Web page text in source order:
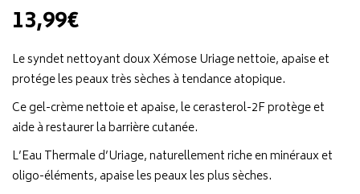
13,99€
Le syndet nettoyant doux Xémose Uriage nettoie, apaise et
protége les peaux très sèches à tendance atopique.
Ce gel-crème nettoie et apaise, le cerasterol-2F protège et
aide à restaurer la barrière cutanée.
L’Eau Thermale d’Uriage, naturellement riche en minéraux et
oligo-éléments, apaise les peaux les plus sèches.